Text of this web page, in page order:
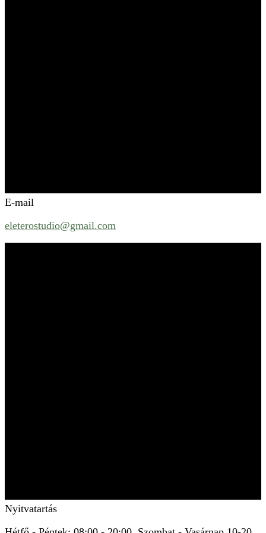
E-mail
eleterostudio@gmail.com
Nyitvatartás